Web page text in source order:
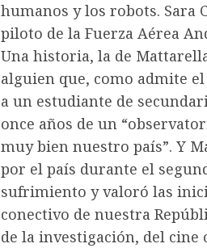
humanos y los robots. Sara
piloto de la Fuerza Aérea
Una historia, la de
alguien que, como admite
a un estudiante de
once años de un
muy bien nuestro país”. Y
por el país durante el
sufrimiento y valoró las
conectivo de nuestra
de la investigación, del